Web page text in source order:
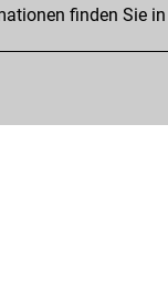
finden Sie